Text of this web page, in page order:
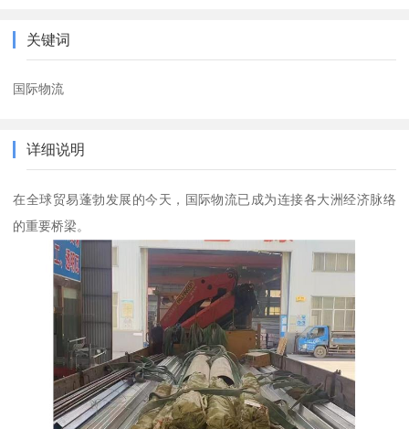
关键词
国际物流
详细说明
在全球贸易蓬勃发展的今天，国际物流已成为连接各大洲经济脉络
的重要桥梁。